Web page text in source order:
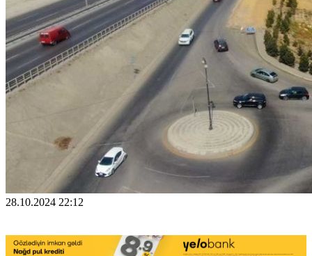
28.10.2024 22:12